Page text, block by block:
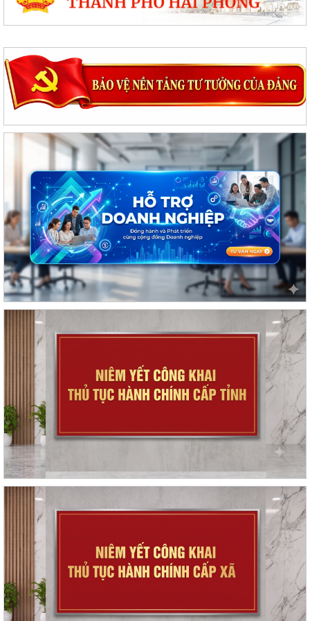
Kế hoạch thực hiện Nghị quyết số 11-NQ/TU, ngày 15/7/2026 của Ban
Chấp hành Đảng bộ thành phố về...